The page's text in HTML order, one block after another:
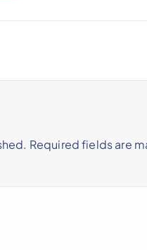
Required fields are